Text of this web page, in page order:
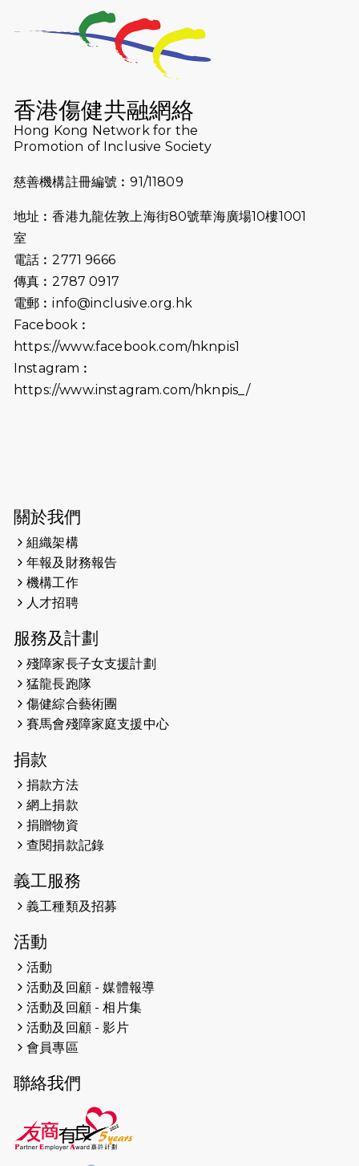
成就毅行壯舉
尋找跑會的故事 #23 | 猛龍長跑會 -
Why Not Run
2024-11-07
樂施毅行者｜毅行40「堅」並肩下周
五開鑼 逾4千健兒蓄勢待發
跑友黃志輝(Jeff)和鄭子健(Jason)
2024-10-22
#WhyNotRun 試跑員一號的領跑體
2024-10-01
港鐵「Chill Fun鐵路樂園」近8萬人
參加 邀視障、聽障人士入場促社會共
2024-08-11
Justice Bernstein’s interview with
released last Sunday (11th Aug
2024-01-01
2023-11-28
2023-09-30
共融理念 港聞 2023.09.30 金金
2023-06-28
2023-06-15
RTHK 香港電台-凝聚香港：第二百五
2023-06-07
2023-06-01
2023-05-29
2023-05-29
副隊長 梁翠珊】運動員用熱血同堅
持，喺冰球場上劃出歷史性佳績。
2023-05-29
【東網】殘障家長照顧健全子女遇困
2023-05-15
2023-04-17
【成報恩雨之聲-恩雨有情天】暗黑中
香港傷健共融網絡
Hong Kong Network for the
Promotion of Inclusive Society
慈善機構註冊編號︰91/11809
地址︰香港九龍佐敦上海街80號華海廣場10樓1001
室
電話︰2771 9666
傳真︰2787 0917
電郵︰info@inclusive.org.hk
Facebook︰
https://www.facebook.com/hknpis1
Instagram︰
https://www.instagram.com/hknpis_/
關於我們
組織架構
年報及財務報告
機構工作
人才招聘
服務及計劃
殘障家長子女支援計劃
猛龍長跑隊
傷健綜合藝術團
賽馬會殘障家庭支援中心
捐款
捐款方法
網上捐款
捐贈物資
查閱捐款記錄
義工服務
義工種類及招募
活動
活動
活動及回顧 - 媒體報導
活動及回顧 - 相片集
活動及回顧 - 影片
會員專區
聯絡我們